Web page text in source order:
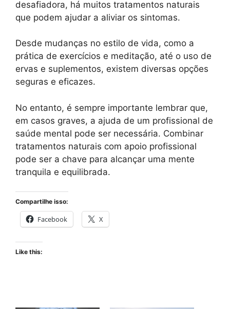
desafiadora, há muitos tratamentos naturais
que podem ajudar a aliviar os sintomas.
Desde mudanças no estilo de vida, como a
prática de exercícios e meditação, até o uso de
ervas e suplementos, existem diversas opções
seguras e eficazes.
No entanto, é sempre importante lembrar que,
em casos graves, a ajuda de um profissional de
saúde mental pode ser necessária. Combinar
tratamentos naturais com apoio profissional
pode ser a chave para alcançar uma mente
tranquila e equilibrada.
Compartilhe isso:
Facebook X
Like this: